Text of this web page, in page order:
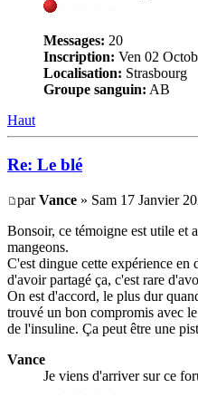
Messages: 20
Inscription: Ven 02
Localisation: Strasbourg
Groupe sanguin: AB
Haut
Re: Le blé
parVance » Sam 17 Janvier
Bonsoir, ce témoigne est utile et
mangeons.
C'est dingue cette expérience en
d'avoir partagé ça, c'est rare
On est d'accord, le plus dur
trouvé un bon compromis avec
de l'insuline. Ça peut être une
Vance
Je viens d'arriver sur ce